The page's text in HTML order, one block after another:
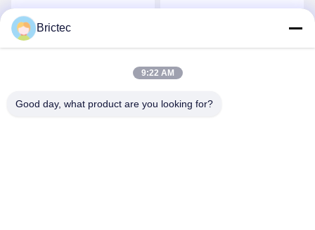
Brictec
9:22 AM
Good day, what product are you looking for?